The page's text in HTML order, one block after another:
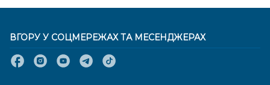
ВГОРУ У СОЦМЕРЕЖАХ ТА МЕСЕНДЖЕРАХ